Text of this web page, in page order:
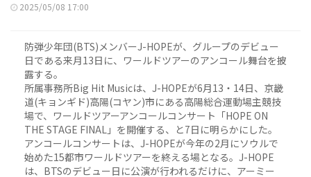
2025/05/08 17:00
防弾少年団(BTS)メンバーJ-HOPEが、グループのデビュー
日である来月13日に、ワールドツアーのアンコール舞台を披
露する。
所属事務所Big Hit Musicは、J-HOPEが6月13・14日、京畿
道(キョンギド)高陽(コヤン)市にある高陽総合運動場主競技
場で、ワールドツアーアンコールコンサート「HOPE ON
THE STAGE FINAL」を開催する、と7日に明らかにした。
アンコールコンサートは、J-HOPEが今年の2月にソウルで
始めた15都市ワールドツアーを終える場となる。J-HOPE
は、BTSのデビュー日に公演が行われるだけに、アーミー